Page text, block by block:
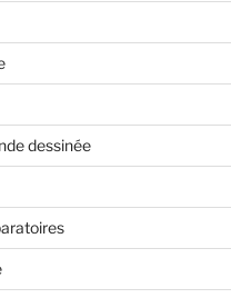
dessinée